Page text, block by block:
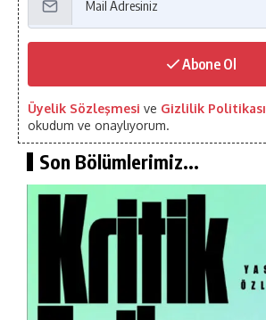
Abone Ol
Üyelik Sözleşmesi ve Gizlilik Politikası
okudum ve onaylıyorum.
Son Bölümlerimiz...